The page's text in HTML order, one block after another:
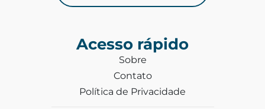
Acesso rápido
Sobre
Contato
Política de Privacidade